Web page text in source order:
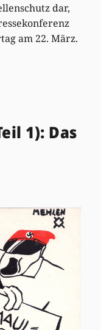
dar,
am 22. März.
1): Das